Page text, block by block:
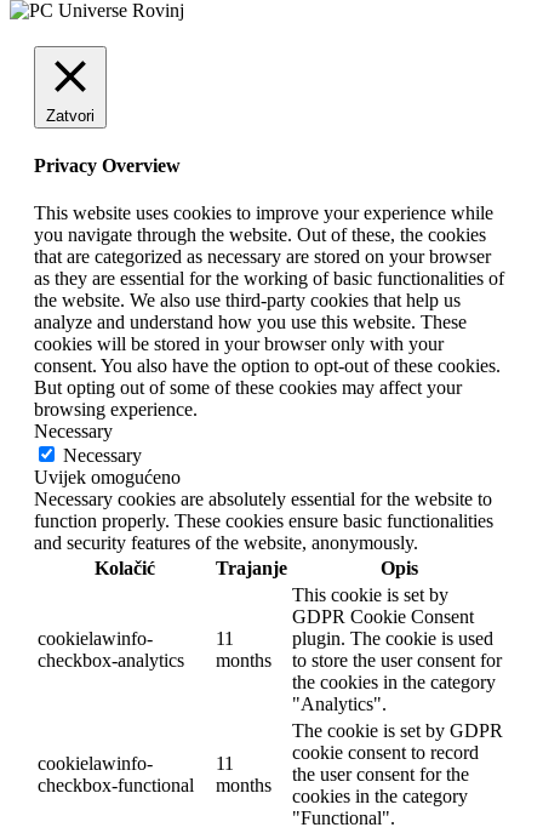
Zatvori
Privacy Overview
This website uses cookies to improve your experience while
you navigate through the website. Out of these, the cookies
that are categorized as necessary are stored on your browser
as they are essential for the working of basic functionalities of
the website. We also use third-party cookies that help us
analyze and understand how you use this website. These
cookies will be stored in your browser only with your
consent. You also have the option to opt-out of these cookies.
But opting out of some of these cookies may affect your
browsing experience.
Necessary
Necessary
Uvijek omogućeno
Necessary cookies are absolutely essential for the website to
function properly. These cookies ensure basic functionalities
and security features of the website, anonymously.
Kolačić
Trajanje Opis
cookielawinfo-
checkbox-analytics
11
months
This cookie is set by
GDPR Cookie Consent
plugin. The cookie is used
to store the user consent for
the cookies in the category
"Analytics".
cookielawinfo-
checkbox-functional
11
months
The cookie is set by GDPR
cookie consent to record
the user consent for the
cookies in the category
"Functional".